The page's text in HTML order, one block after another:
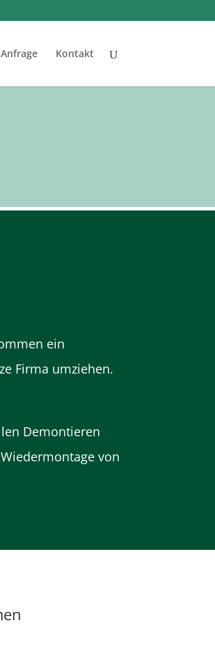
Anfrage Kontakt
ein
Firma umziehen.
Demontieren
von